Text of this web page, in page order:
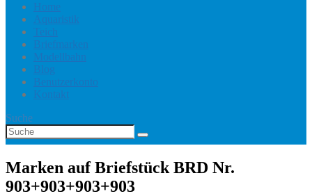
Home
Aquaristik
Teich
Briefmarken
Modellbahn
Blog
Benutzerkonto
Kontakt
Suche
Marken auf Briefstück BRD Nr.
903+903+903+903